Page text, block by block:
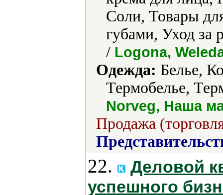
Соли, Товары
губами, Уход
/ Logona,
Одежда: Белье,
Термобелье,
Norveg, Наша
Продажа
22.
Деловой
успешного